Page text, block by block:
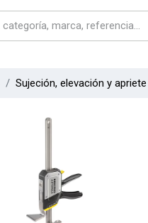
Sujeción, elevación y apriete